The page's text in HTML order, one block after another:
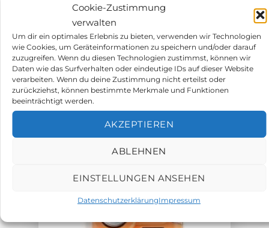
Cookie-Zustimmung
verwalten
Um dir ein optimales Erlebnis zu bieten, verwenden wir Technologien
wie Cookies, um Geräteinformationen zu speichern und/oder darauf
zuzugreifen. Wenn du diesen Technologien zustimmst, können wir
Daten wie das Surfverhalten oder eindeutige IDs auf dieser Website
verarbeiten. Wenn du deine Zustimmung nicht erteilst oder
zurückziehst, können bestimmte Merkmale und Funktionen
beeinträchtigt werden.
AKZEPTIEREN
ABLEHNEN
EINSTELLUNGEN ANSEHEN
DatenschutzerklärungImpressum
Vermietung Crowcongeräte
Vermietung Crowcon Gasman
Ladestation 230V
Growcon Gasman mit 230V Adapter
Inklusive Netzteil